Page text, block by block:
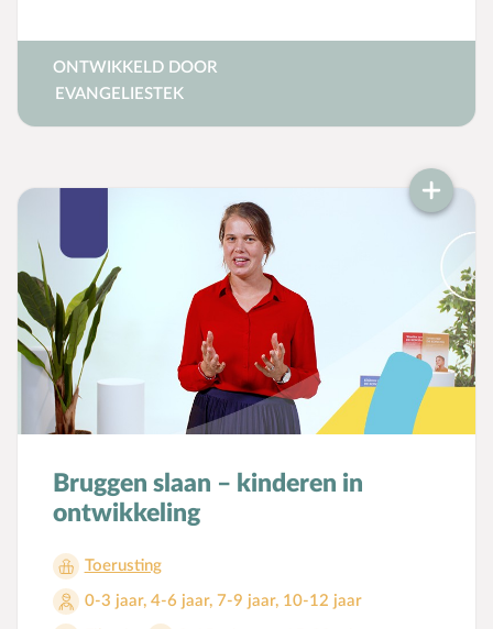
ONTWIKKELD DOOR
EVANGELIESTEK
Bruggen slaan – kinderen in
ontwikkeling
Toerusting
0-3 jaar, 4-6 jaar, 7-9 jaar, 10-12 jaar